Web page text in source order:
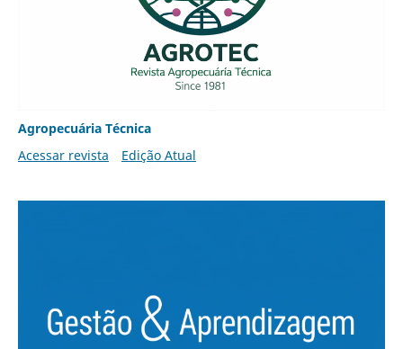
Agropecuária Técnica
Acessar revista
Edição Atual